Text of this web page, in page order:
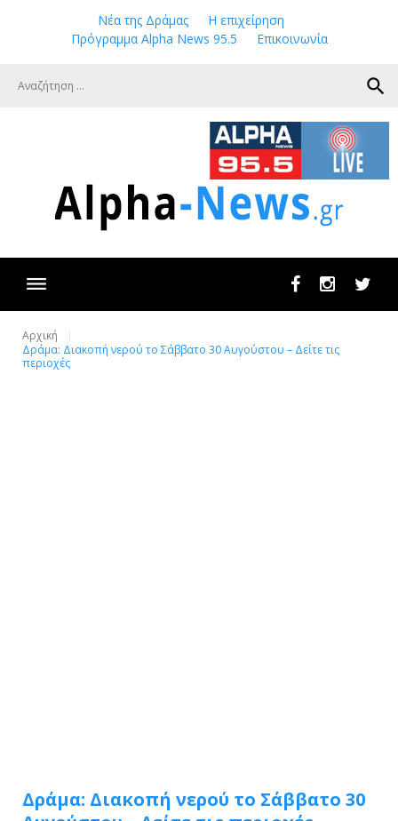
Νέα της Δράμας
Η επιχείρηση
Πρόγραμμα Alpha News 95.5
Επικοινωνία
search
FacebookInstagram
Αρχική
Δράμα: Διακοπή νερού το Σάββατο 30 Αυγούστου – Δείτε τις
περιοχές
Δράμα: Διακοπή νερού το Σάββατο 30